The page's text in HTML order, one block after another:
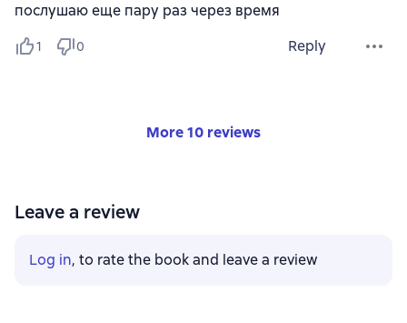
послушаю еще пару раз через время
1 0 Reply
More 10 reviews
Leave a review
Log in, to rate the book and leave a review